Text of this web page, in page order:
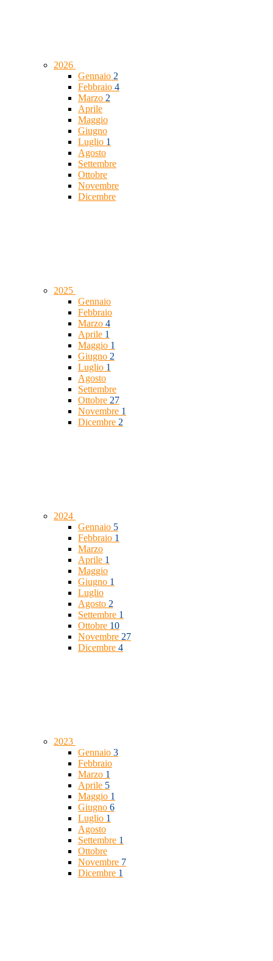
2026
Gennaio 2
Febbraio 4
Marzo 2
Aprile
Maggio
Giugno
Luglio 1
Agosto
Settembre
Ottobre
Novembre
Dicembre
2025
Gennaio
Febbraio
Marzo 4
Aprile 1
Maggio 1
Giugno 2
Luglio 1
Agosto
Settembre
Ottobre 27
Novembre 1
Dicembre 2
2024
Gennaio 5
Febbraio 1
Marzo
Aprile 1
Maggio
Giugno 1
Luglio
Agosto 2
Settembre 1
Ottobre 10
Novembre 27
Dicembre 4
2023
Gennaio 3
Febbraio
Marzo 1
Aprile 5
Maggio 1
Giugno 6
Luglio 1
Agosto
Settembre 1
Ottobre
Novembre 7
Dicembre 1